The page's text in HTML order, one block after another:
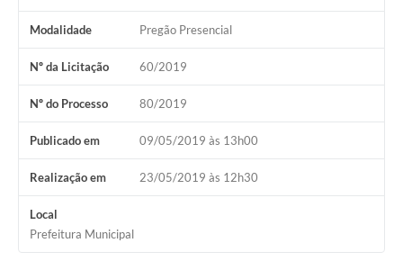
Modalidade Pregão Presencial
Nº da Licitação 60/2019
Nº do Processo 80/2019
Publicado em 09/05/2019 às 13h00
Realização em 23/05/2019 às 12h30
Local
Prefeitura Municipal